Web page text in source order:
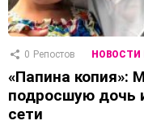
0 Репостов
«Папина копия»:
подросшую дочь
сети